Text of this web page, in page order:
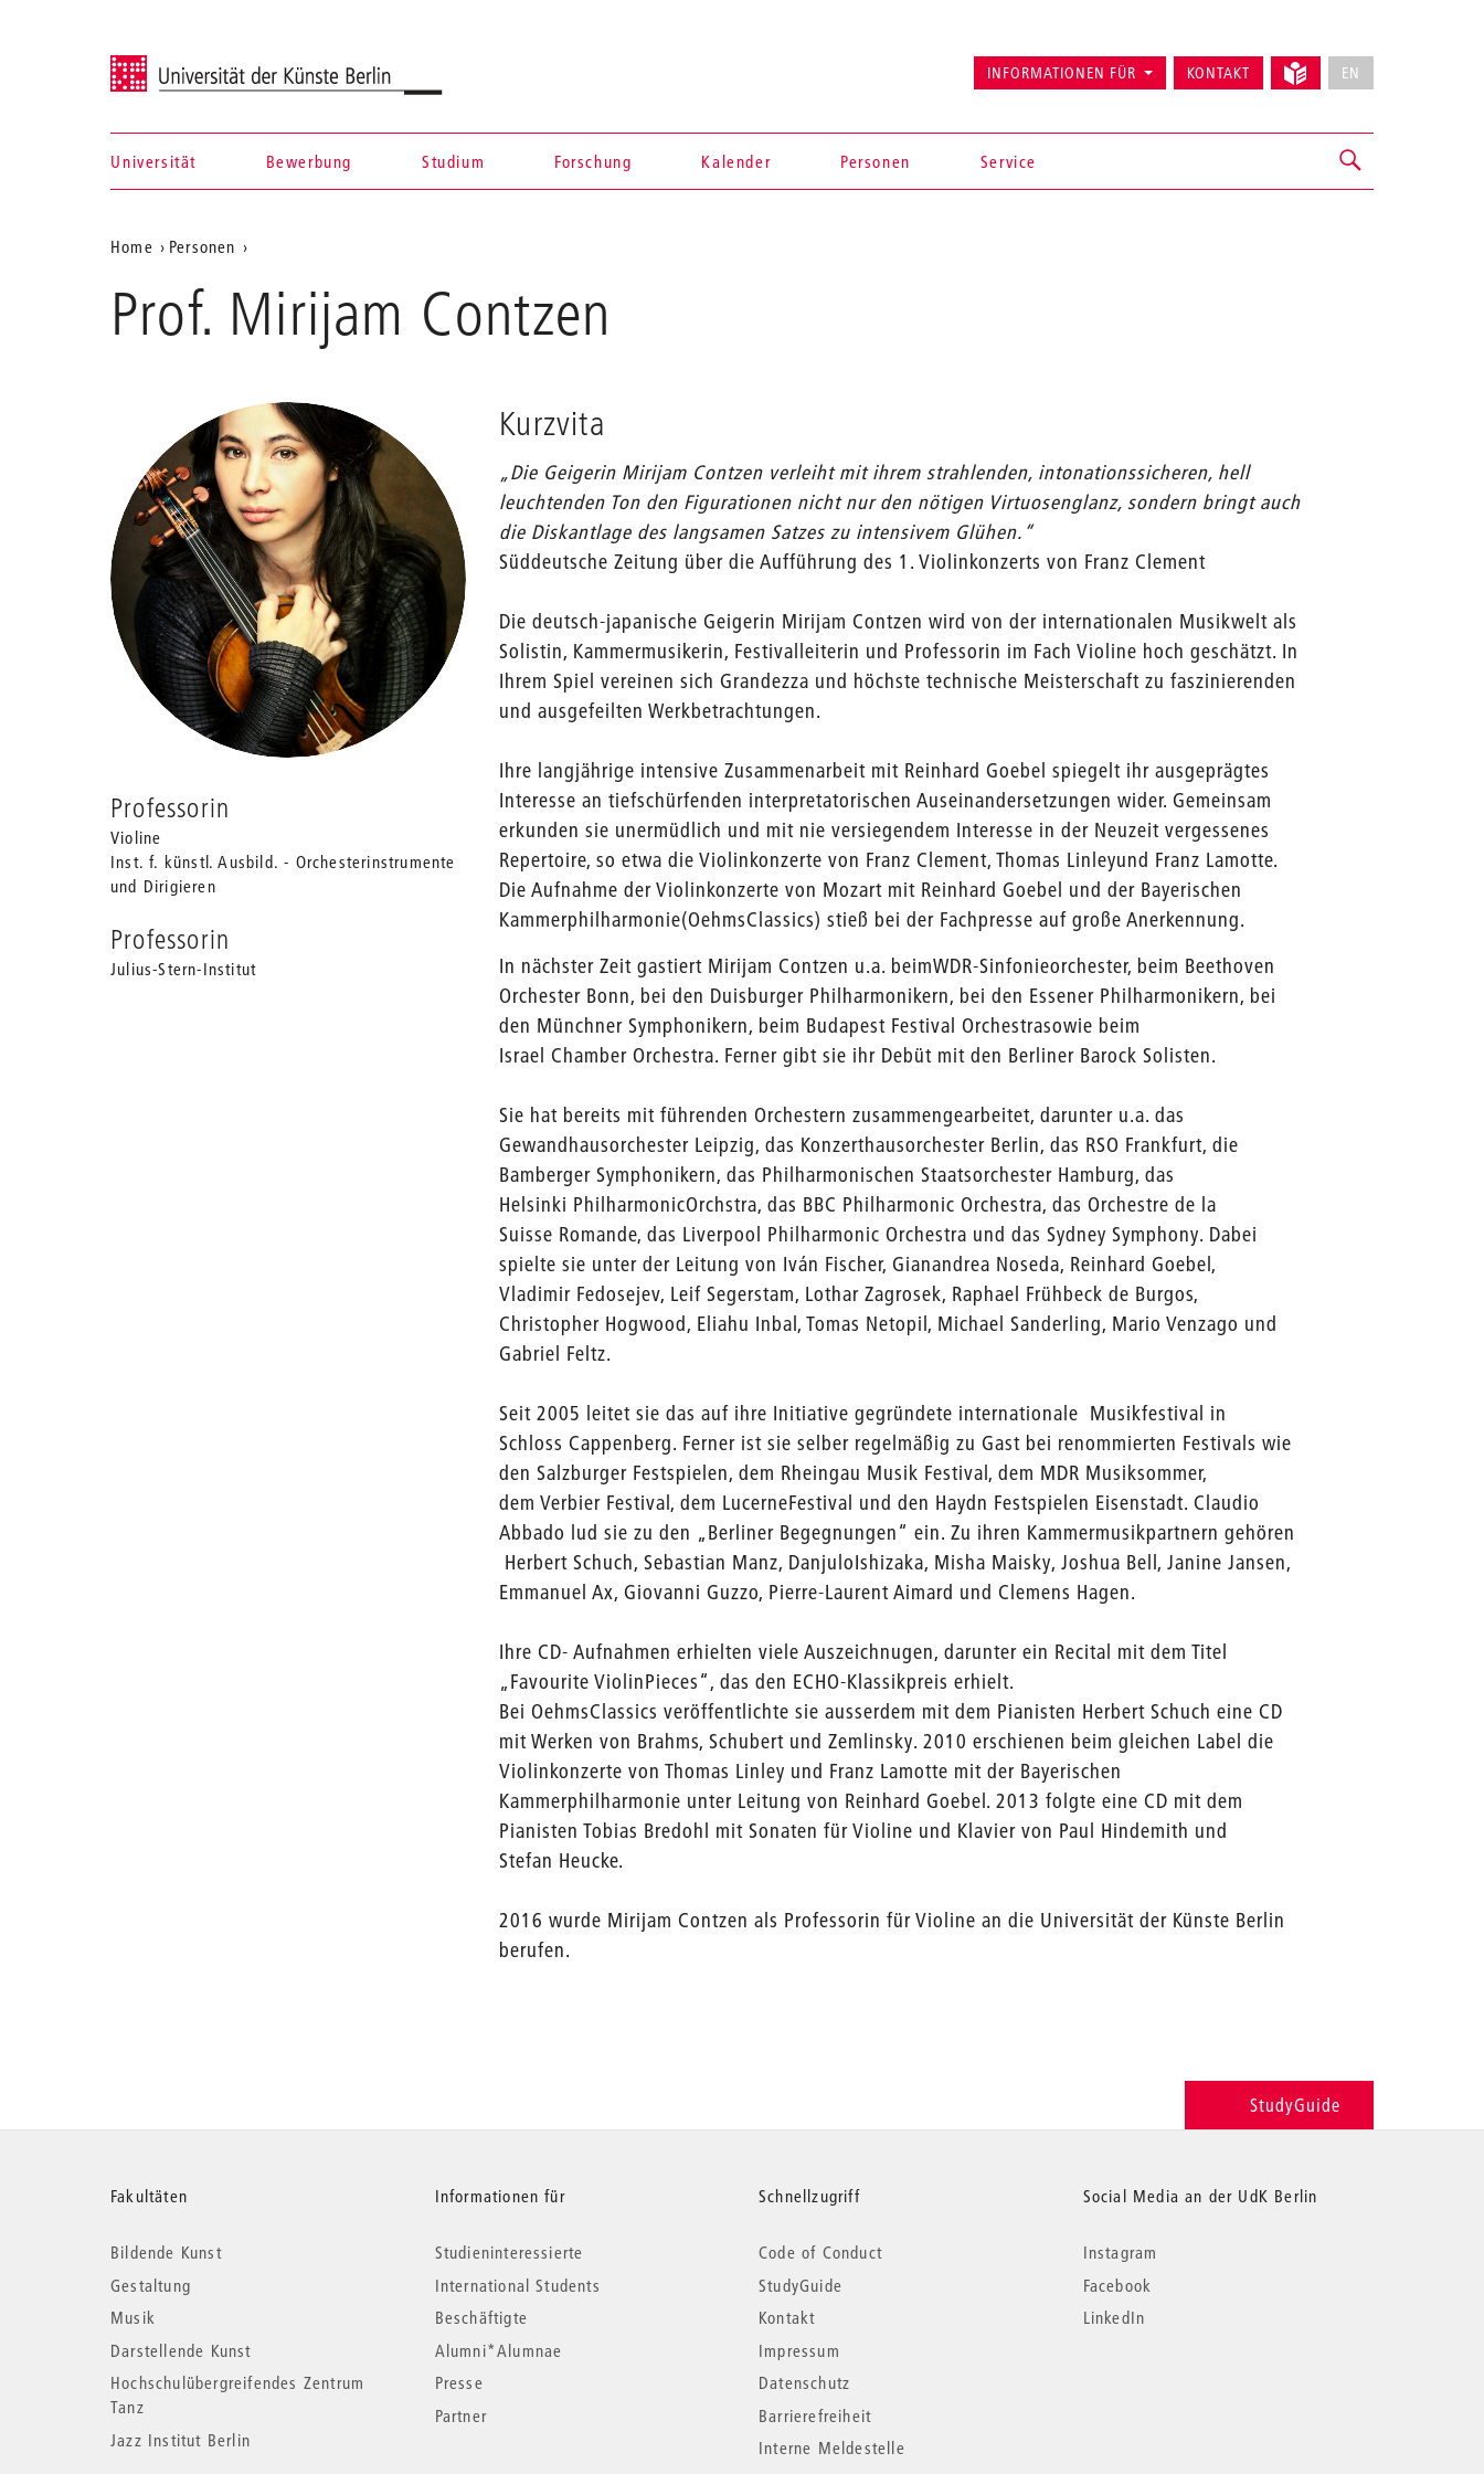
Universität der Künste Berlin
Navigation &
Suche
Universität Bewerbung Studium Forschung Kalender Personen Service
INFORMATIONEN FÜR KONTAKT EN
Aktuelle
Position
auf
Home
Personen
Prof. Mirijam Contzen
Professorin
Violine
Inst. f. künstl. Ausbild. - Orchesterinstrumente
und Dirigieren
Professorin
Julius-Stern-Institut
Kurzvita
„Die Geigerin Mirijam Contzen verleiht mit ihrem strahlenden, intonationssicheren, hell
leuchtenden Ton den Figurationen nicht nur den nötigen Virtuosenglanz, sondern bringt auch
die Diskantlage des langsamen Satzes zu intensivem Glühen.“
Süddeutsche Zeitung über die Aufführung des 1. Violinkonzerts von Franz Clement
Die deutsch-japanische Geigerin Mirijam Contzen wird von der internationalen Musikwelt als
Solistin, Kammermusikerin, Festivalleiterin und Professorin im Fach Violine hoch geschätzt. In
Ihrem Spiel vereinen sich Grandezza und höchste technische Meisterschaft zu faszinierenden
und ausgefeilten Werkbetrachtungen.
Ihre langjährige intensive Zusammenarbeit mit Reinhard Goebel spiegelt ihr ausgeprägtes
Interesse an tiefschürfenden interpretatorischen Auseinandersetzungen wider. Gemeinsam
erkunden sie unermüdlich und mit nie versiegendem Interesse in der Neuzeit vergessenes
Repertoire, so etwa die Violinkonzerte von Franz Clement, Thomas Linleyund Franz Lamotte.
Die Aufnahme der Violinkonzerte von Mozart mit Reinhard Goebel und der Bayerischen
Kammerphilharmonie(OehmsClassics) stieß bei der Fachpresse auf große Anerkennung.
In nächster Zeit gastiert Mirijam Contzen u.a. beimWDR-Sinfonieorchester, beim Beethoven
Orchester Bonn, bei den Duisburger Philharmonikern, bei den Essener Philharmonikern, bei
den Münchner Symphonikern, beim Budapest Festival Orchestrasowie beim
Israel Chamber Orchestra. Ferner gibt sie ihr Debüt mit den Berliner Barock Solisten.
Sie hat bereits mit führenden Orchestern zusammengearbeitet, darunter u.a. das
Gewandhausorchester Leipzig, das Konzerthausorchester Berlin, das RSO Frankfurt, die
Bamberger Symphonikern, das Philharmonischen Staatsorchester Hamburg, das
Helsinki PhilharmonicOrchstra, das BBC Philharmonic Orchestra, das Orchestre de la
Suisse Romande, das Liverpool Philharmonic Orchestra und das Sydney Symphony. Dabei
spielte sie unter der Leitung von Iván Fischer, Gianandrea Noseda, Reinhard Goebel,
Vladimir Fedosejev, Leif Segerstam, Lothar Zagrosek, Raphael Frühbeck de Burgos,
Christopher Hogwood, Eliahu Inbal, Tomas Netopil, Michael Sanderling, Mario Venzago und
Gabriel Feltz.
Seit 2005 leitet sie das auf ihre Initiative gegründete internationale Musikfestival in
Schloss Cappenberg. Ferner ist sie selber regelmäßig zu Gast bei renommierten Festivals wie
den Salzburger Festspielen, dem Rheingau Musik Festival, dem MDR Musiksommer,
dem Verbier Festival, dem LucerneFestival und den Haydn Festspielen Eisenstadt. Claudio
Abbado lud sie zu den „Berliner Begegnungen“ ein. Zu ihren Kammermusikpartnern gehören
Herbert Schuch, Sebastian Manz, DanjuloIshizaka, Misha Maisky, Joshua Bell, Janine Jansen,
Emmanuel Ax, Giovanni Guzzo, Pierre-Laurent Aimard und Clemens Hagen.
Ihre CD- Aufnahmen erhielten viele Auszeichnugen, darunter ein Recital mit dem Titel
„Favourite ViolinPieces“, das den ECHO-Klassikpreis erhielt.
Bei OehmsClassics veröffentlichte sie ausserdem mit dem Pianisten Herbert Schuch eine CD
mit Werken von Brahms, Schubert und Zemlinsky. 2010 erschienen beim gleichen Label die
Violinkonzerte von Thomas Linley und Franz Lamotte mit der Bayerischen
Kammerphilharmonie unter Leitung von Reinhard Goebel. 2013 folgte eine CD mit dem
Pianisten Tobias Bredohl mit Sonaten für Violine und Klavier von Paul Hindemith und
Stefan Heucke.
2016 wurde Mirijam Contzen als Professorin für Violine an die Universität der Künste Berlin
berufen.
StudyGuide
Weitere
Informationen
Fakultäten
Bildende Kunst
Gestaltung
Musik
Darstellende Kunst
Hochschulübergreifendes Zentrum
Tanz
Jazz Institut Berlin
Informationen für
Studieninteressierte
International Students
Beschäftigte
Alumni*Alumnae
Presse
Partner
Schnellzugriff
Code of Conduct
StudyGuide
Kontakt
Impressum
Datenschutz
Barrierefreiheit
Interne Meldestelle
Social Media an der UdK Berlin
Instagram
Facebook
LinkedIn